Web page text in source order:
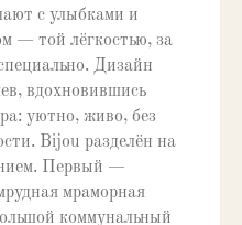
с улыбками и
— той лёгкостью, за
Дизайн
вдохновившись
уютно, живо, без
Bijou разделён на
Первый —
мраморная
коммунальный